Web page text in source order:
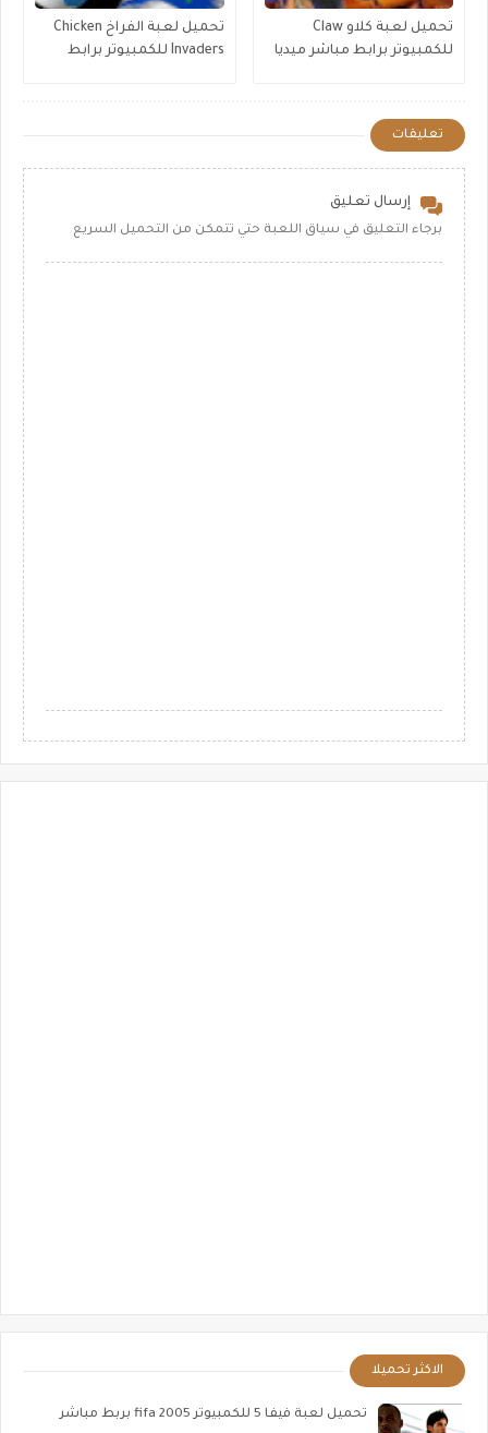
تحميل لعبة كلاو Claw
للكمبيوتر برابط مباشر ميديا
تحميل لعبة الفراخ Chicken
Invaders للكمبيوتر برابط
تعليقات
إرسال تعليق
برجاء التعليق في سياق اللعبة حتي تتمكن من التحميل السريع
الاكثر تحميلا
تحميل لعبة فيفا 5 للكمبيوتر fifa 2005 بربط مباشر